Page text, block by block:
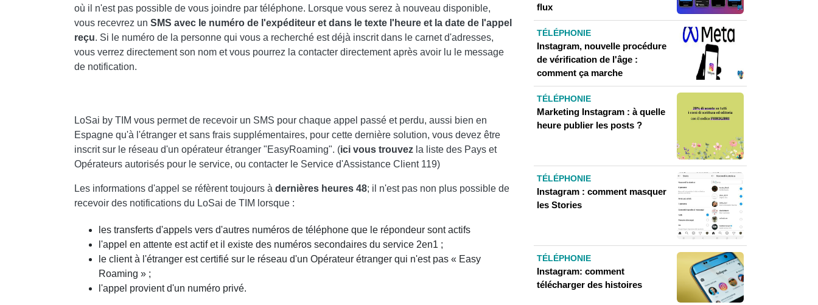
où il n'est pas possible de vous joindre par téléphone. Lorsque vous serez à nouveau disponible,
vous recevrez un SMS avec le numéro de l'expéditeur et dans le texte l'heure et la date de l'appel
reçu. Si le numéro de la personne qui vous a recherché est déjà inscrit dans le carnet d'adresses,
vous verrez directement son nom et vous pourrez la contacter directement après avoir lu le message
de notification.
LoSai by TIM vous permet de recevoir un SMS pour chaque appel passé et perdu, aussi bien en
Espagne qu'à l'étranger et sans frais supplémentaires, pour cette dernière solution, vous devez être
inscrit sur le réseau d'un opérateur étranger "EasyRoaming". (ici vous trouvez la liste des Pays et
Opérateurs autorisés pour le service, ou contacter le Service d'Assistance Client 119)
Les informations d'appel se réfèrent toujours à dernières heures 48; il n'est pas non plus possible de
recevoir des notifications du LoSai de TIM lorsque :
les transferts d'appels vers d'autres numéros de téléphone que le répondeur sont actifs
l'appel en attente est actif et il existe des numéros secondaires du service 2en1 ;
le client à l'étranger est certifié sur le réseau d'un Opérateur étranger qui n'est pas « Easy
Roaming » ;
l'appel provient d'un numéro privé.
flux
TÉLÉPHONIE
Instagram, nouvelle procédure
de vérification de l'âge :
comment ça marche
TÉLÉPHONIE
Marketing Instagram : à quelle
heure publier les posts ?
TÉLÉPHONIE
Instagram : comment masquer
les Stories
TÉLÉPHONIE
Instagram: comment
télécharger des histoires